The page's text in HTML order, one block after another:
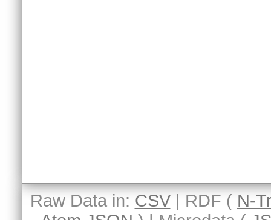
Raw Data in: CSV| RDF ( N-